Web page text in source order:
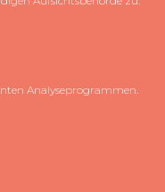
Analyseprogrammen.